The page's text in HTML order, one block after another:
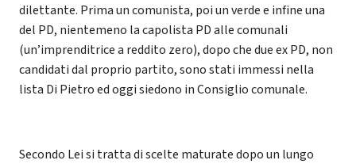
dilettante. Prima un comunista, poi un verde e infine una
del PD, nientemeno la capolista PD alle comunali
(un’imprenditrice a reddito zero), dopo che due ex PD, non
candidati dal proprio partito, sono stati immessi nella
lista Di Pietro ed oggi siedono in Consiglio comunale.
Secondo Lei si tratta di scelte maturate dopo un lungo